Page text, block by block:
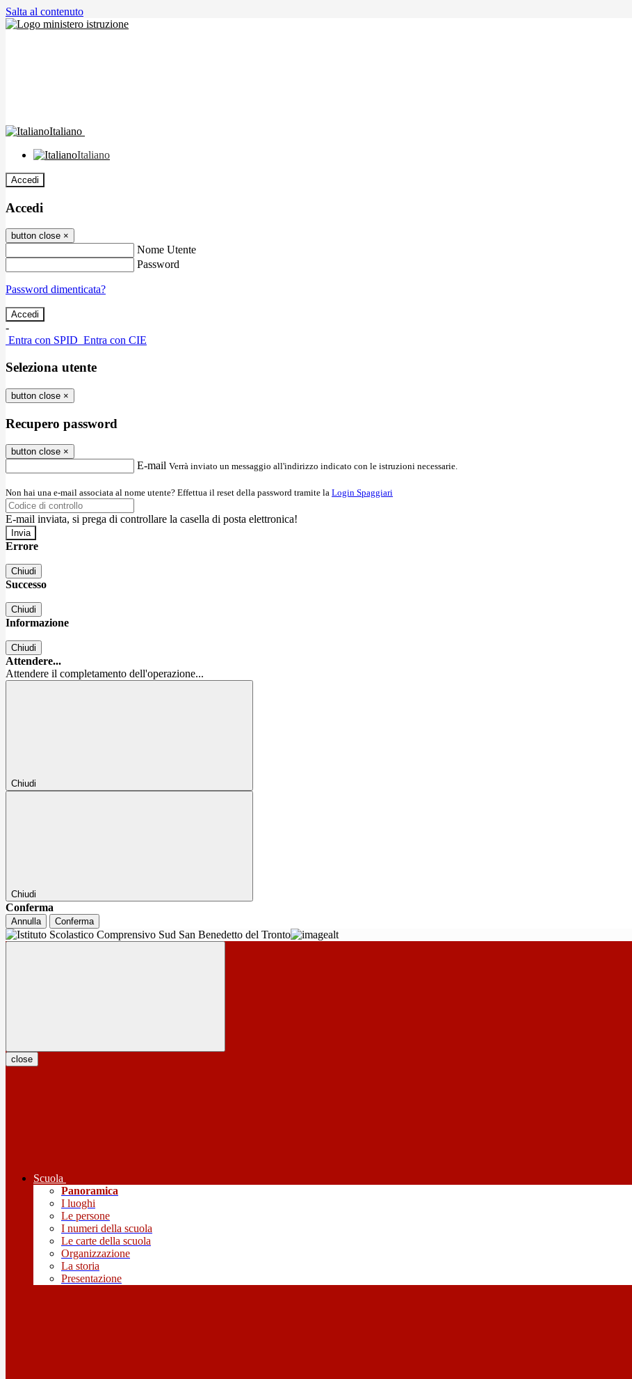
Salta al contenuto
Italiano
Italiano
Accedi
Accedi
button close ×
Nome Utente
Password
Password dimenticata?
-
Entra con SPID Entra con CIE
Seleziona utente
button close ×
Recupero password
button close ×
E-mail Verrà inviato un messaggio all'indirizzo indicato con le istruzioni necessarie.
Non hai una e-mail associata al nome utente? Effettua il reset della password tramite la Login Spaggiari
E-mail inviata, si prega di controllare la casella di posta elettronica!
Errore
Chiudi
Successo
Chiudi
Informazione
Chiudi
Attendere...
Attendere il completamento dell'operazione...
Chiudi
Chiudi
Conferma
Annulla Conferma
close
Scuola
Panoramica
I luoghi
Le persone
I numeri della scuola
Le carte della scuola
Organizzazione
La storia
Presentazione